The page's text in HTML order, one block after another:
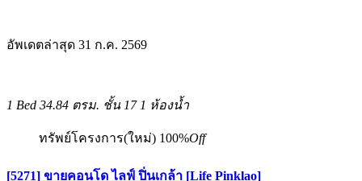
อัพเดตล่าสุด 31 ก.ค. 2569
1 Bed 34.84 ตรม. ชั้น 17 1 ห้องน้ำ
ทรัพย์โครงการ(ใหม่) 100%Off
[5271] ขายคอนโด ไลฟ์ ปิ่นเกล้า [Life Pinklao]